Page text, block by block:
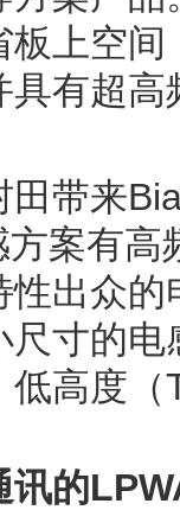
上空
有超高
带来
案有
出众
寸的
低高度
讯的